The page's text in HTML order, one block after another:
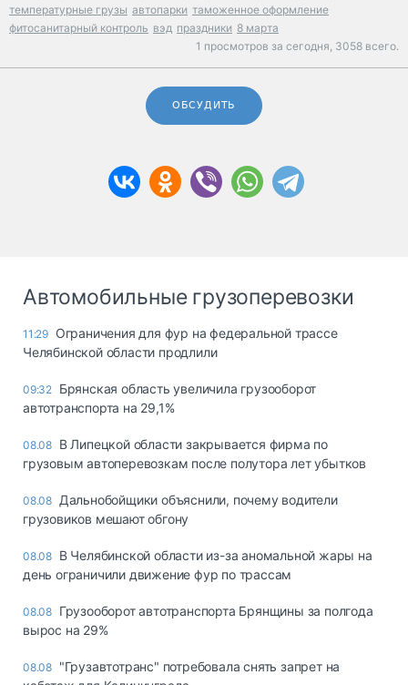
температурные грузы автопарки таможенное оформление
фитосанитарный контроль вэд праздники 8 марта
1 просмотров за сегодня, 3058 всего.
ОБСУДИТЬ
Автомобильные грузоперевозки
11:29 Ограничения для фур на федеральной трассе
Челябинской области продлили
09:32 Брянская область увеличила грузооборот
автотранспорта на 29,1%
08.08 В Липецкой области закрывается фирма по
грузовым автоперевозкам после полутора лет убытков
08.08 Дальнобойщики объяснили, почему водители
грузовиков мешают обгону
08.08 В Челябинской области из-за аномальной жары на
день ограничили движение фур по трассам
08.08 Грузооборот автотранспорта Брянщины за полгода
вырос на 29%
08.08 "Грузавтотранс" потребовала снять запрет на